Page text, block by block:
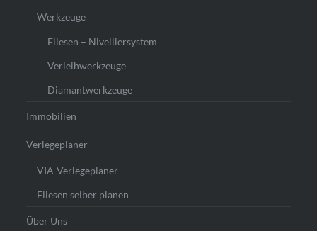
Werkzeuge
Fliesen – Nivelliersystem
Verleihwerkzeuge
Diamantwerkzeuge
Immobilien
Verlegeplaner
VIA-Verlegeplaner
Fliesen selber planen
Über Uns